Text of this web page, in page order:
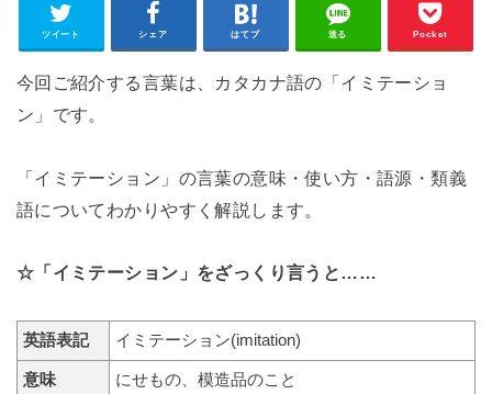
ツイート シェア はてブ 送る Pocket
今回ご紹介する言葉は、カタカナ語の「イミテーショ
ン」です。
「イミテーション」の言葉の意味・使い方・語源・類義
語についてわかりやすく解説します。
☆「イミテーション」をざっくり言うと……
英語表記 イミテーション(imitation)
意味 にせもの、模造品のこと